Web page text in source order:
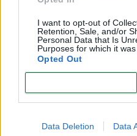
I want to opt-out of
Retention, Sale, and/or
Personal Data that Is
Purposes for which it was
Opted Out
Data Deletion Data
embarazo, es útil en
de patologías como
ayuda al bienestar no
mental. Realizando
mejor y podemos